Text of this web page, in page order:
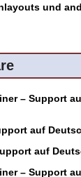
und
– Support
auf
auf
– Support